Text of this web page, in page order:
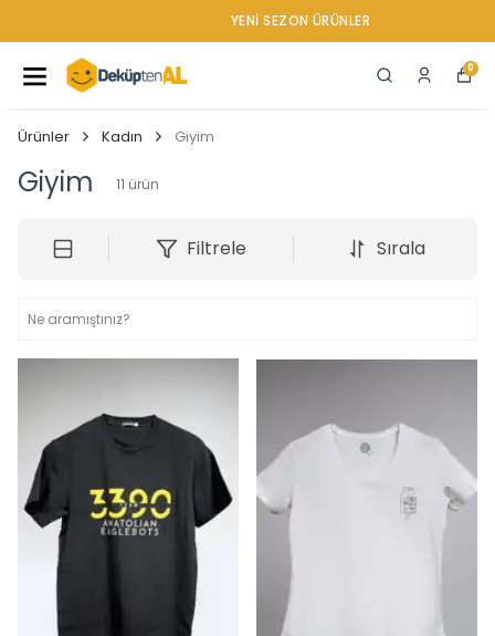
YENI SEZON ÜRÜNLER
0
Ürünler Kadın Giyim
Giyim 11 ürün
Filtrele Sırala